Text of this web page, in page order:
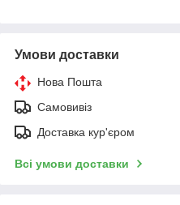
Умови доставки
Нова Пошта
Самовивіз
Доставка кур'єром
Всі умови доставки